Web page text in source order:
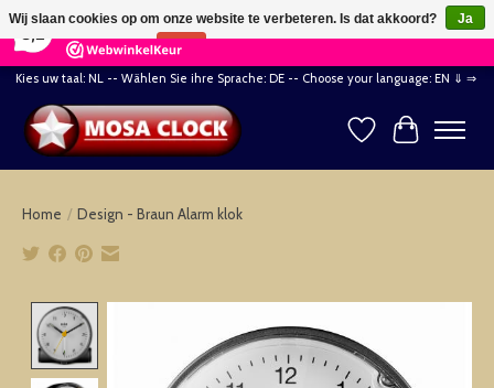
164 Reviews ×
Kies uw taal: NL -- Wählen Sie ihre Sprache: DE -- Choose your language: EN ⇓ ⇒
Verlanglijst
Home / Design - Braun Alarm klok
Wij slaan cookies op om onze website te verbeteren. Is dat akkoord?
Ja
Nee